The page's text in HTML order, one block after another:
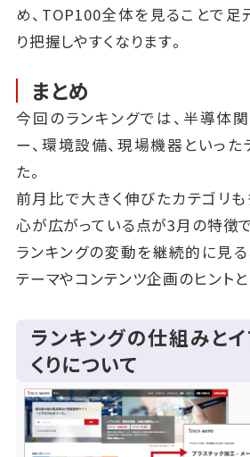
め、TOP100全体を見ることで足
り把握しやすくなります。
まとめ
今回のランキングでは、半導体
ー、環境設備、現場機器といっ
た。
前月比で大きく伸びたカテゴリ
心が広がっている点が3月の特徴で
ランキングの変動を継続的に見
テーマやコンテンツ企画のヒント
ランキングの仕組みと
くりについて